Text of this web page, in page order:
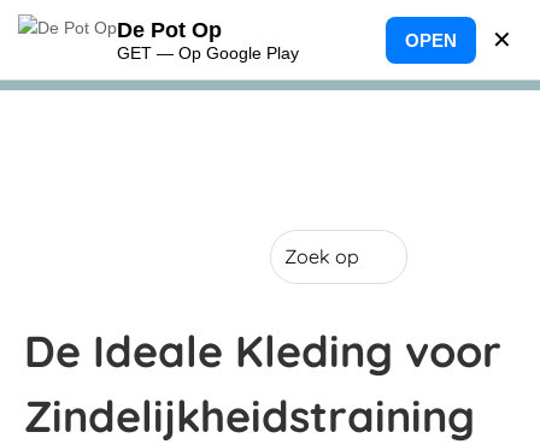
De Ideale Kleding voor
Zindelijkheidstraining
De Pot Op
GET — Op Google Play
OPEN ✕